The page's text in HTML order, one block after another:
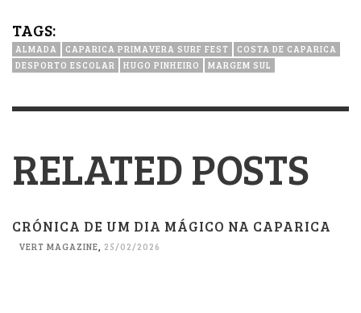
TAGS:
ALMADA CAPARICA PRIMAVERA SURF FEST
COSTA DE CAPARICA
DESPORTO ESCOLAR
HUGO PINHEIRO MARGEM SUL
RELATED POSTS
CRÓNICA DE UM DIA MÁGICO NA CAPARICA
VERT MAGAZINE 25/02/2026